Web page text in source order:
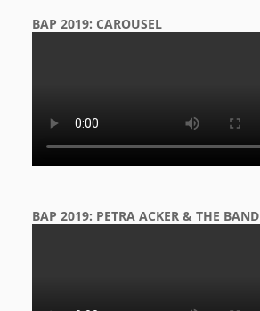
BAP 2019: CAROUSEL
BAP 2019: PETRA ACKER & THE BAND